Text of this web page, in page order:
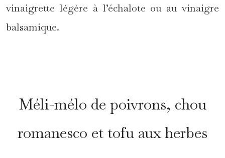
vinaigrette légère à l’échalote ou au vinaigre
balsamique.
Méli-mélo de poivrons, chou
romanesco et tofu aux herbes